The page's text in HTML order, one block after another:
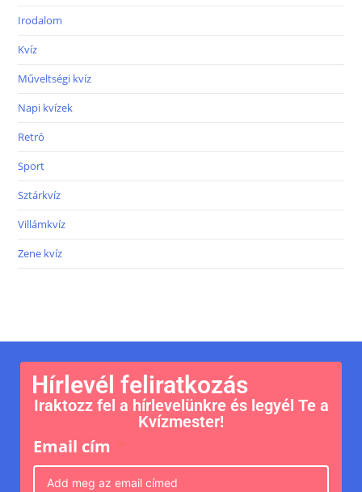
Irodalom
Kvíz
Műveltségi kvíz
Napi kvízek
Retró
Sport
Sztárkvíz
Villámkvíz
Zene kvíz
Hírlevél feliratkozás
Iraktozz fel a hírlevelünkre és legyél Te a
Kvízmester!
Email cím